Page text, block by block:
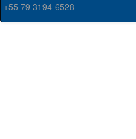
+55 79 3194-6528